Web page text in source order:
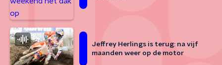
Jeffrey Herlings is terug: na vijf
maanden weer op de motor